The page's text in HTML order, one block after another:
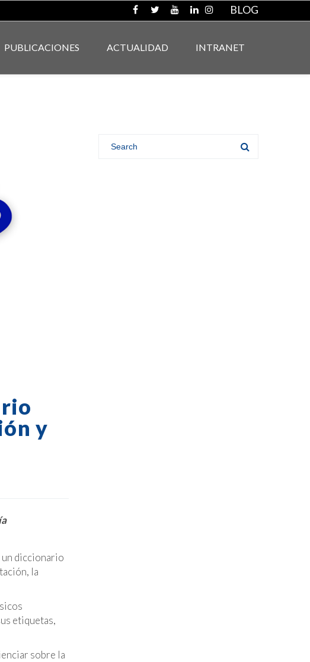
BLOG
PUBLICACIONES ACTUALIDAD INTRANET
y
un diccionario
la
etiquetas,
sobre la